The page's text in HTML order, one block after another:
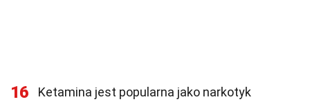
16
Ketamina jest popularna jako narkotyk